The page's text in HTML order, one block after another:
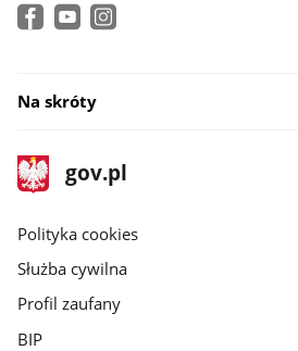
Na skróty
stopka
gov.pl
Strona
gov.pl
gov.pl
Polityka cookies
Służba cywilna
Profil zaufany
BIP